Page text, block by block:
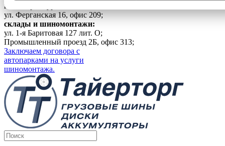
г. Екатеринбург
ул. Ферганская 16, офис 209;
склады и шиномонтажи:
ул. 1-я Баритовая 127 лит. О;
Промышленный проезд 2Б, офис 313;
Заключаем договора с
автопарками на услуги
шиномонтажа.